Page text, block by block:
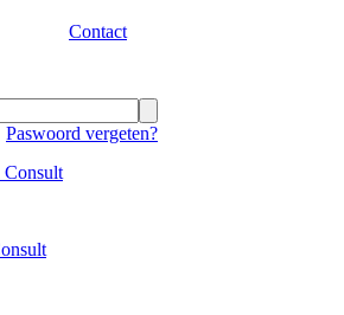
Contact
Paswoord vergeten?
Consult